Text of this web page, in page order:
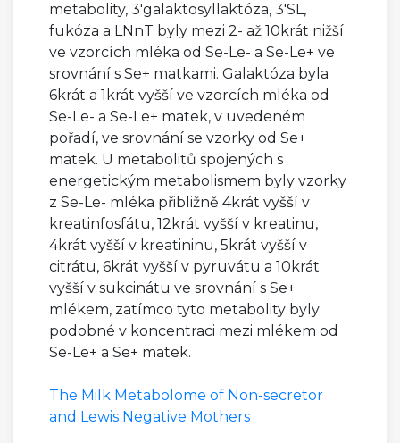
metabolity, 3'galaktosyllaktóza, 3'SL,
fukóza a LNnT byly mezi 2- až 10krát nižší
ve vzorcích mléka od Se-Le- a Se-Le+ ve
srovnání s Se+ matkami. Galaktóza byla
6krát a 1krát vyšší ve vzorcích mléka od
Se-Le- a Se-Le+ matek, v uvedeném
pořadí, ve srovnání se vzorky od Se+
matek. U metabolitů spojených s
energetickým metabolismem byly vzorky
z Se-Le- mléka přibližně 4krát vyšší v
kreatinfosfátu, 12krát vyšší v kreatinu,
4krát vyšší v kreatininu, 5krát vyšší v
citrátu, 6krát vyšší v pyruvátu a 10krát
vyšší v sukcinátu ve srovnání s Se+
mlékem, zatímco tyto metabolity byly
podobné v koncentraci mezi mlékem od
Se-Le+ a Se+ matek.
The Milk Metabolome of Non-secretor
and Lewis Negative Mothers